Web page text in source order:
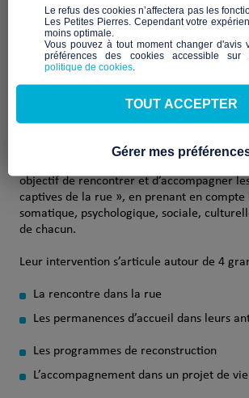
boucler sa campagne de financement
Petites Pierres « Urgence Covid-19 » !
à toutes les personnes ayant
succès !
Retour sur leur projet…
objectif de rencontrer et d’accompagner
captives de la rue », en prenant en compte
somatique, psychologique, sociale,
de chacun.
Leur intervention s’articule autour de 4
La rencontre dans la rue
Les permanences d’accueil dans leurs
Les programmes de reconstruction
L’accompagnement dans un projet de
​Le refus des cookies n’affectera pas les
Les Petites Pierres. Cependant votre
moins optimale.​
Vous pouvez à tout moment changer d'avis
préférences des cookies accessible sur
politique de cookies
TOUT ACCEPTER
Gérer mes